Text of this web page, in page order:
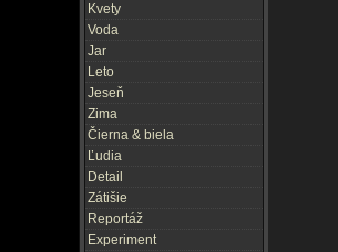
Kvety
Voda
Jar
Leto
Jeseň
Zima
Čierna & biela
Ľudia
Detail
Zátišie
Reportáž
Experiment